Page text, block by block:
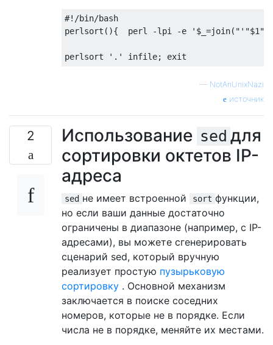
#!/bin/bash
perlsort(){  perl -lpi -e
— NotAnUnixNazi
источник
2 Использование sed для
сортировки октетов IP-
адреса
sed не имеет встроенной sort функции,
но если ваши данные достаточно
ограничены в диапазоне (например, с IP-
адресами), вы можете сгенерировать
сценарий sed, который вручную
реализует простую пузырьковую
сортировку . Основной механизм
заключается в поиске соседних
номеров, которые не в порядке. Если
числа не в порядке, меняйте их местами.